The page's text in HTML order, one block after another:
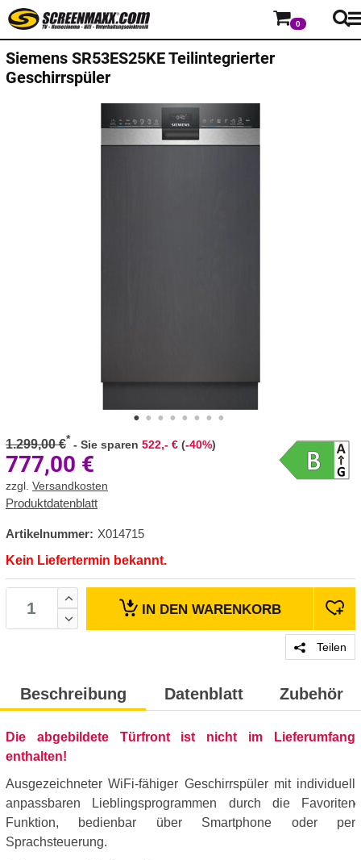
0
Siemens SR53ES25KE Teilintegrierter
Geschirrspüler
1.299,00 €* - Sie sparen 522,- € (-40%)
777,00 €
zzgl. Versandkosten
Produktdatenblatt
Artikelnummer: X014715
Kein Liefertermin bekannt.
IN DEN WARENKORB
Teilen
Beschreibung Datenblatt Zubehör
Die abgebildete Türfront ist nicht im Lieferumfang
enthalten!
Ausgezeichneter WiFi-fähiger Geschirrspüler mit individuell
anpassbaren Lieblingsprogrammen durch die Favoriten
Funktion, bedienbar über Smartphone oder per
Sprachsteuerung.